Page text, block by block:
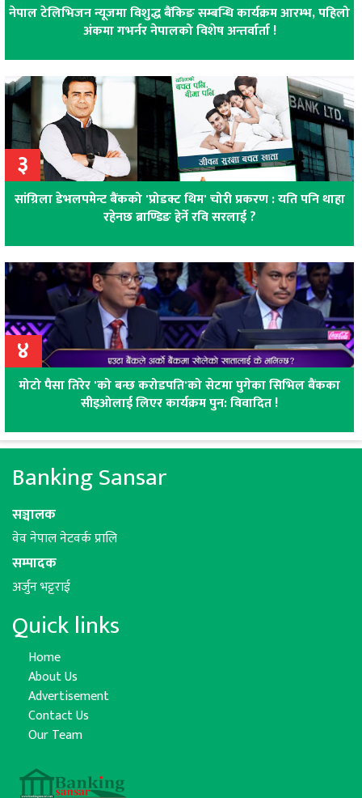
नेपाल टेलिभिजन न्यूजमा विशुद्ध बैंकिङ सम्बन्धि कार्यक्रम आरम्भ, पहिलो
अंकमा गभर्नर नेपालको विशेष अन्तर्वार्ता !
३
सांग्रिला डेभलपमेन्ट बैंकको 'प्रोडक्ट थिम' चोरी प्रकरण : यति पनि थाहा
रहेनछ ब्राण्डिङ हेर्ने रवि सरलाई ?
४
मोटो पैसा तिरेर 'को बन्छ करोडपति'को सेटमा पुगेका सिभिल बैंकका
सीइओलाई लिएर कार्यक्रम पुन: विवादित !
Banking Sansar
सञ्चालक
वेव नेपाल नेटवर्क प्रालि
सम्पादक
अर्जुन भट्टराई
Quick links
Home
About Us
Advertisement
Contact Us
Our Team